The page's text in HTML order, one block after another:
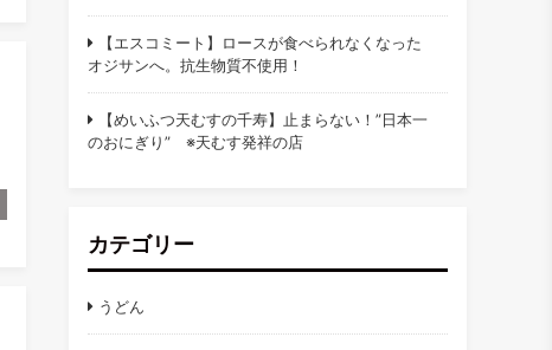
【エスコミート】ロースが食べられなくなった
オジサンへ。抗生物質不使用！
【めいふつ天むすの千寿】止まらない！”日本一
のおにぎり” ※天むす発祥の店
カテゴリー
うどん